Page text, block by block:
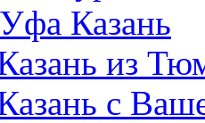
Казань
из
с